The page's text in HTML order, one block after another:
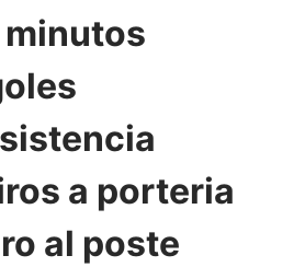
a porteria
al poste